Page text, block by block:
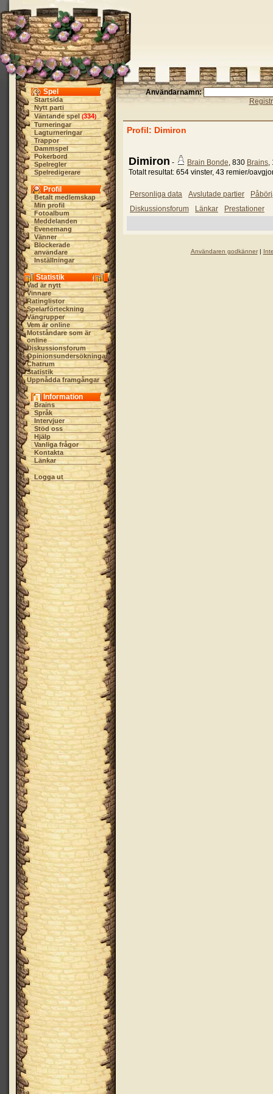
Spel
Startsida
Nytt parti
Väntande spel (334)
Turneringar
Lagturneringar
Trappor
Dammspel
Pokerbord
Spelregler
Spelredigerare
Profil
Betalt medlemskap
Min profil
Fotoalbum
Meddelanden
Evenemang
Vänner
Blockerade
användare
Inställningar
Statistik
Vad är nytt
Vinnare
Ratinglistor
Spelarförteckning
Vängrupper
Vem är online
Motståndare som är
online
Diskussionsforum
Opinionsundersökningar
Chatrum
Statistik
Uppnådda framgångar
Information
Brains
Språk
Intervjuer
Stöd oss
Hjälp
Vanliga frågor
Kontakta
Länkar
Logga ut
Användarnamn:
Profil: Dimiron
Dimiron - Brain Bonde, 830 Brains,
Totalt resultat: 654 vinster, 43 remier/
Personliga data Avslutade partier
Diskussionsforum
Länkar Prestationer
Användaren godkänner|